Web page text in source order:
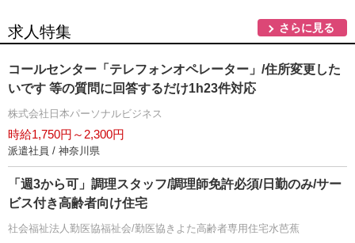
求人特集 さらに見る
コールセンター「テレフォンオペレーター」/住所変更した
いです 等の質問に回答するだけ1h23件対応
株式会社日本パーソナルビジネス
時給1,750円～2,300円
派遣社員 / 神奈川県
「週3から可」調理スタッフ/調理師免許必須/日勤のみ/サー
ビス付き高齢者向け住宅
社会福祉法人勤医協福祉会/勤医協きよた高齢者専用住宅水芭蕉